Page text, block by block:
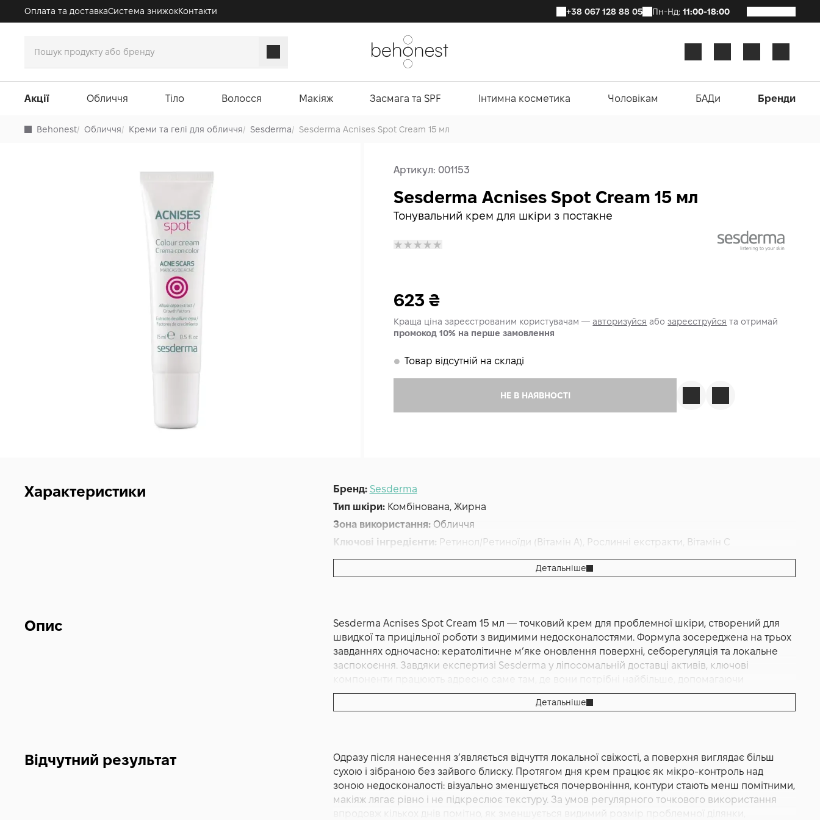
Оплата та доставкаСистема знижокКонтакти +38 067 128 88 05 Пн-Нд: 11:00-18:00
Акції Обличчя Тіло Волосся Макіяж Засмага та SPF Інтимна косметика Чоловікам БАДи Бренди
Behonest/ Обличчя/ Креми та гелі для обличчя/ Sesderma/ Sesderma Acnises Spot Cream 15 мл
Артикул:001153
Тонувальний крем для шкіри з постакне
Sesderma Acnises Spot Cream 15 мл
623₴
Краща ціна зареєстрованим користувачам —авторизуйся абозареєструйся та отримай
промокод 10% на перше замовлення
𒊹 Товар відсутній на складі
НЕ В НАЯВНОСТІ
Характеристики Бренд: Sesderma
Тип шкіри: Комбінована, Жирна
Зона використання: Обличчя
Ключові інгредієнти: Ретинол/Ретиноїди (Вітамін A), Рослинні екстракти, Вітамін C
Основна дія:З тоном,Від постакне
Форма випуску:Коректор
Об'єм (мл/г):
Детальніше
Опис
Sesderma Acnises Spot Cream 15 мл — точковий крем для проблемної шкіри, створений для
швидкої та прицільної роботи з видимими недосконалостями. Формула зосереджена на трьох
завданнях одночасно: кератолітичне м’яке оновлення поверхні, себорегуляція та локальне
заспокоєння. Завдяки експертизі Sesderma у ліпосомальній доставці активів, ключові
компоненти працюють адресно саме там, де вони потрібні найбільше, допомагаючи
скорочувати вигляд почервоніння, зменшувати відчуття дискомфорту та підтримувати чистоту
пор. Крем має легку гелево‑кремову текстуру, яка швидко вбирається, не залишає липкої
спрямована на потреби жирної та комбінованої шкіри з періодичними висипаннями, тому в
рецептурі продумано баланс між ефективністю та комфортом: оновлення відбувається
контрольовано, а супровідні зволожувальні та пом’якшувальні компоненти допомагають
зберігати бар’єрні функції та відчуття м’якості. Саме такий підхід робить Sesderma Acnises Spot
Детальніше
Відчутний результат
Одразу після нанесення з’являється відчуття локальної свіжості, а поверхня виглядає більш
сухою і зібраною без зайвого блиску. Протягом дня крем працює як мікро‑контроль над
зоною недосконалості: візуально зменшується почервоніння, контури стають менш помітними,
макіяж лягає рівно і не підкреслює текстуру. За умов регулярного точкового використання
впродовж кількох днів помітно, як зменшується видимий розмір проблемної ділянки,